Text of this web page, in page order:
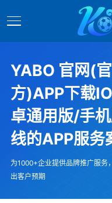
YABO 官网(官
方)APP下载
卓通用版/手
线的APP服务
为1000+企业提供品牌推广服务
出客户预期